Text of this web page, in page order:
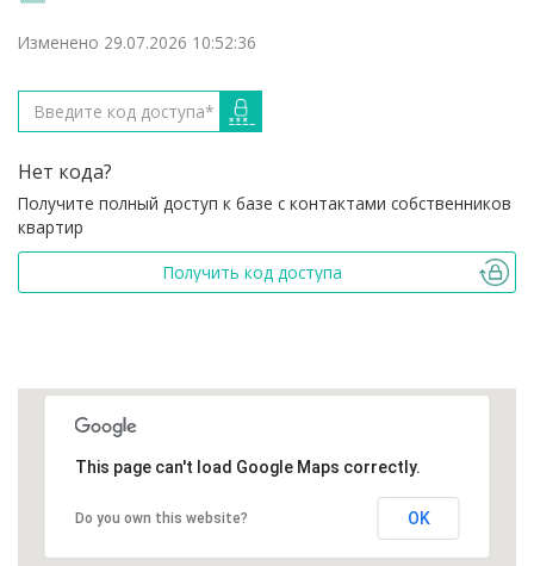
Изменено 29.07.2026 10:52:36
Нет кода?
Получите полный доступ к базе с контактами собственников
квартир
Получить код доступа
This page can't load Google Maps correctly.
Do you own this website? OK